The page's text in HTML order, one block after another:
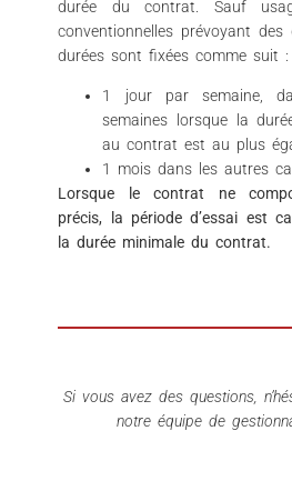
durée du contrat. Sauf
conventionnelles prévoyant des
durées sont fixées comme suit :
1 jour par semaine,
semaines lorsque la
au contrat est au plus
1 mois dans les autres
Lorsque le contrat ne
précis, la période d’essai est
la durée minimale du contrat.
Si vous avez des questions,
notre équipe de